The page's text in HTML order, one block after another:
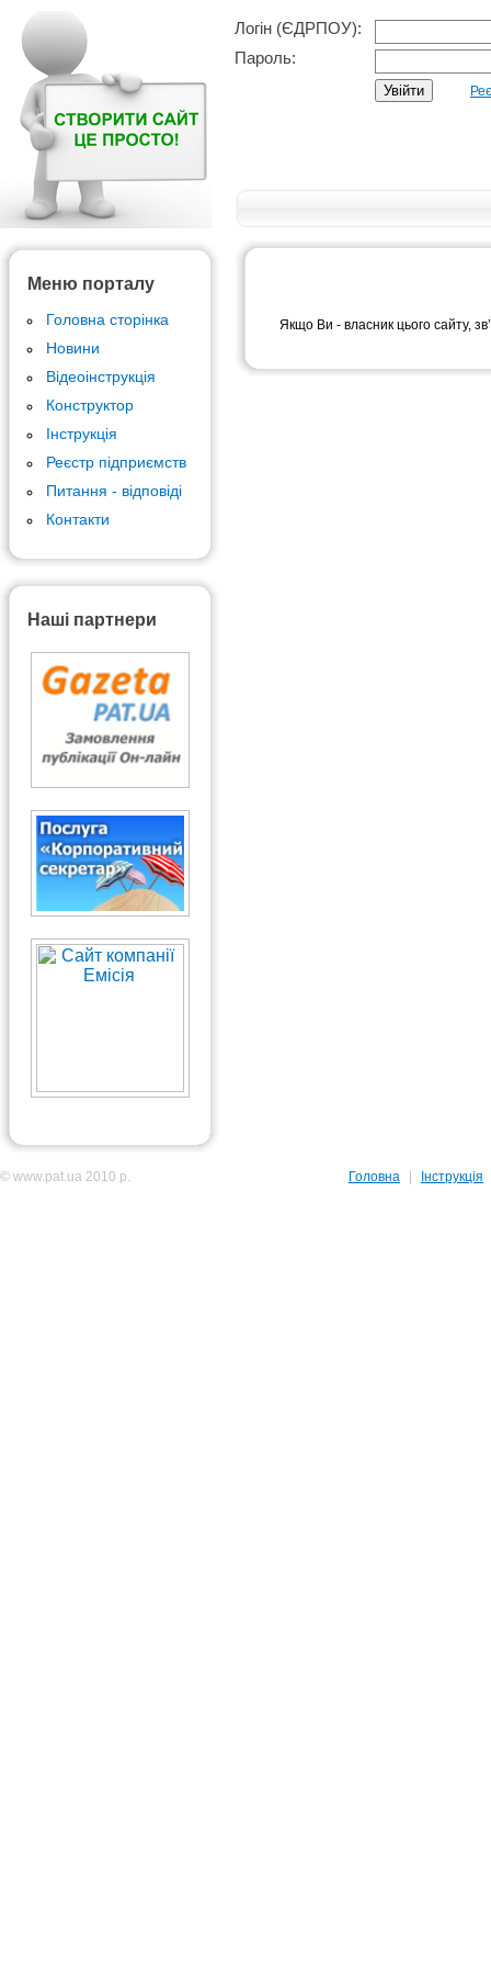
Логін (ЄДРПОУ):
Пароль:
Меню порталу
Головна сторінка
Новини
Відеоінструкція
Конструктор
Інструкція
Реєстр підприємств
Питання - відповіді
Контакти
Наші партнери
Якщо Ви - власник цього сайту,
© www.pat.ua 2010 р. Головна Інструкція